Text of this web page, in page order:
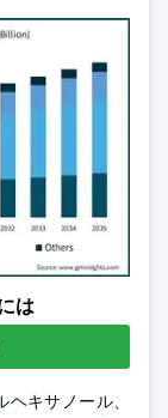
は
キサノール、